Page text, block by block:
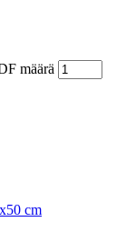
määrä